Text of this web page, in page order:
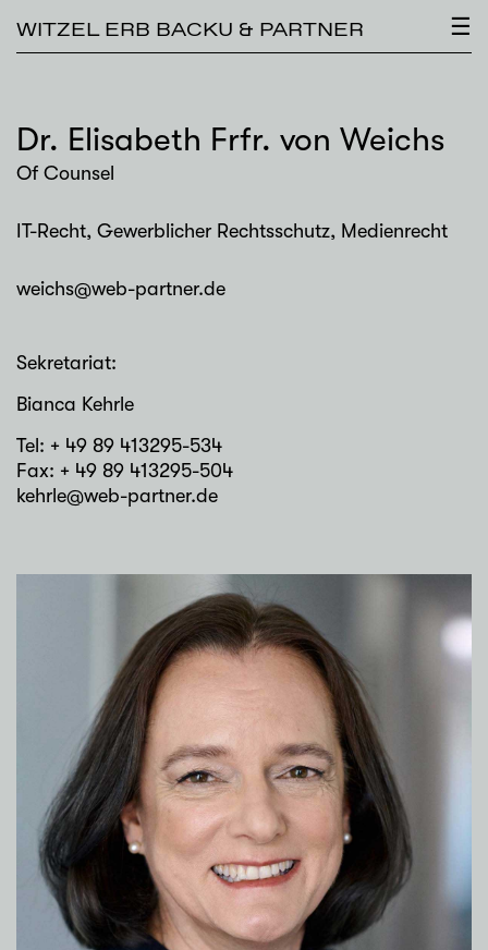
WITZEL ERB BACKU & PARTNER ☰
×
Dr. Elisabeth Frfr. von Weichs
Of Counsel
IT-Recht, Gewerblicher Rechtsschutz, Medienrecht
weichs@web-partner.de
Sekretariat:
Bianca Kehrle
Tel: + 49 89 413295-534
Fax: + 49 89 413295-504
kehrle@web-partner.de